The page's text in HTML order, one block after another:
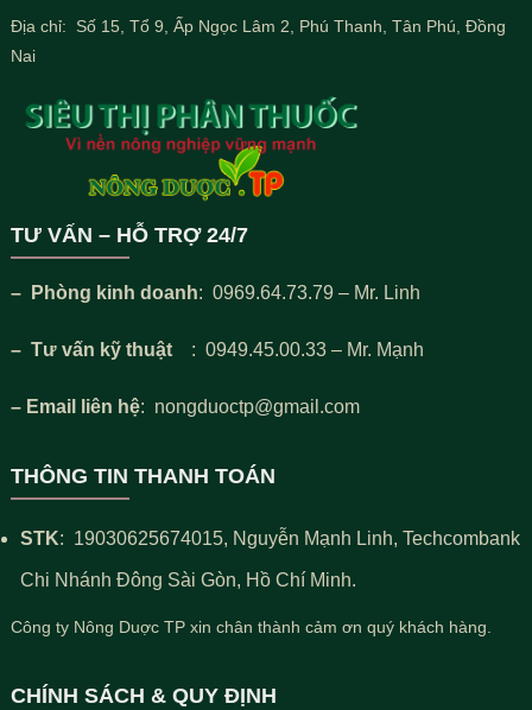
Địa chỉ: Số 15, Tổ 9, Ấp Ngọc Lâm 2, Phú Thanh, Tân Phú, Đồng
Nai
TƯ VẤN – HỖ TRỢ 24/7
– Phòng kinh doanh: 0969.64.73.79 – Mr. Linh
– Tư vấn kỹ thuật : 0949.45.00.33 – Mr. Mạnh
– Email liên hệ: nongduoctp@gmail.com
THÔNG TIN THANH TOÁN
STK: 19030625674015, Nguyễn Mạnh Linh, Techcombank
Chi Nhánh Đông Sài Gòn, Hồ Chí Minh.
Công ty Nông Duợc TP xin chân thành cảm ơn quý khách hàng.
CHÍNH SÁCH & QUY ĐỊNH